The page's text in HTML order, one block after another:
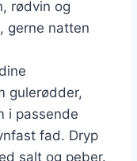
rødvin og
gerne natten
gulerødder,
i passende
fad. Dryp
salt og peber.